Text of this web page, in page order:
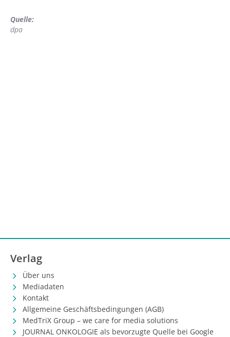
Quelle:
dpa
Verlag
Über uns
Mediadaten
Kontakt
Allgemeine Geschäftsbedingungen (AGB)
MedTriX Group – we care for media solutions
JOURNAL ONKOLOGIE als bevorzugte Quelle bei Google